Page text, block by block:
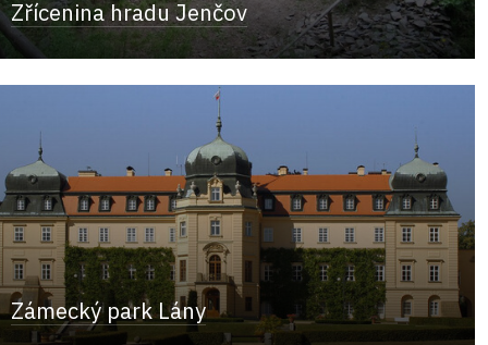
Zřícenina hradu Jenčov
Zámecký park Lány